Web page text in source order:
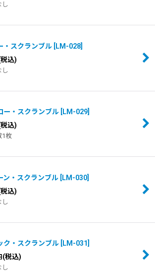
し
・スクランブル LM-028
込)
し
ー・スクランブル LM-029
込)
1枚
ン・スクランブル LM-030
込)
し
ク・スクランブル LM-031
(税込)
し